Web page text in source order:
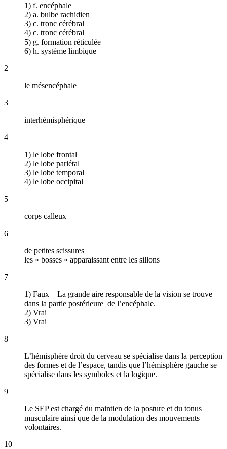
1) f. encéphale
2) a. bulbe rachidien
3) c. tronc cérébral
4) c. tronc cérébral
5) g. formation réticulée
6) h. système limbique
2
le mésencéphale
3
interhémisphérique
4
1) le lobe frontal
2) le lobe pariétal
3) le lobe temporal
4) le lobe occipital
5
corps calleux
6
de petites scissures
les « bosses » apparaissant entre les sillons
7
1) Faux – La grande aire responsable de la vision se trouve
dans la partie postérieure de l’encéphale.
2) Vrai
3) Vrai
8
L’hémisphère droit du cerveau se spécialise dans la perception
des formes et de l’espace, tandis que l’hémisphère gauche se
spécialise dans les symboles et la logique.
9
Le SEP est chargé du maintien de la posture et du tonus
musculaire ainsi que de la modulation des mouvements
volontaires.
10